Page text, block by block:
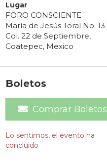
Lugar
FORO CONSCIENTE
María de Jesús Toral No. 13
Col. 22 de Septiembre,
Coatepec, Mexico
Boletos
Comprar Boletos
Lo sentimos, el evento ha
concluido